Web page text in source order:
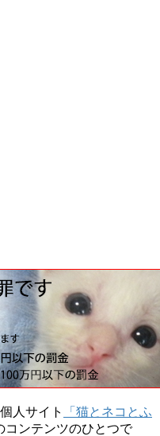
人サイト
「猫とネコとふ
コンテンツのひとつで